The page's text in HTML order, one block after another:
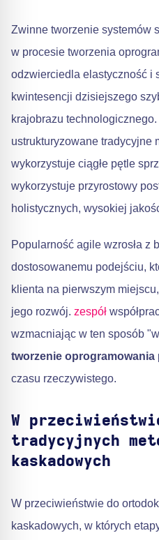
Zwinne tworzenie systemów
w procesie tworzenia
odzwierciedla elastyczność i
kwintesencji dzisiejszego
krajobrazu
ustrukturyzowane tradycyjne
wykorzystuje ciągłe pętle
wykorzystuje przyrostowy
holistycznych, wysokiej
Popularność agile wzrosła z
dostosowanemu podejściu,
klienta na pierwszym
jego rozwój. zespół
wzmacniając w ten sposób
tworzenie oprogramowania
czasu rzeczywistego.
W
tradycyjnych
kaskadowych
W przeciwieństwie do
kaskadowych, w których